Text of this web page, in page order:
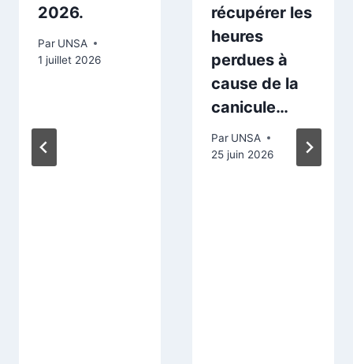
2026.
Par UNSA
1 juillet 2026
récupérer les
heures
perdues à
cause de la
canicule…
Par UNSA
25 juin 2026